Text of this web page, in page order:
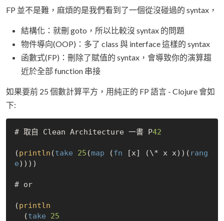
FP 並不是難，麻煩的是我們看到了一個從沒碰過的 syntax，
結構化：就刪 goto，所以比較沒 syntax 的問題
物件導向(OOP)：多了 class 與 interface 這樣的 syntax
函數式(FP)：刪除了賦值的 syntax，會導致你的演算趨
近於全部 function 串接
如果要前 25 個數計算平方，用純正的 FP 語言 - Clojure 會如
下:
# 取自 Clean Architecture 一書 P42
(println (take 25 (map (fn [x] (\* x x))( rang
e))))
# or
(println
  (
take
25